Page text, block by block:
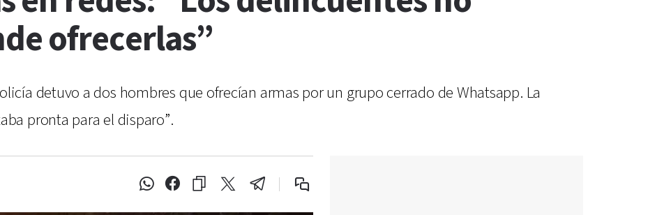
ofrecerlas”
detuvo a dos hombres que ofrecían armas por un grupo cerrado de Whatsapp. La
pronta para el disparo”.